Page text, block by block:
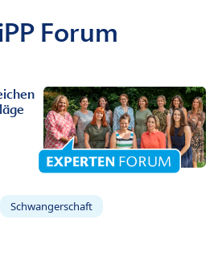
Forum
Schwangerschaft